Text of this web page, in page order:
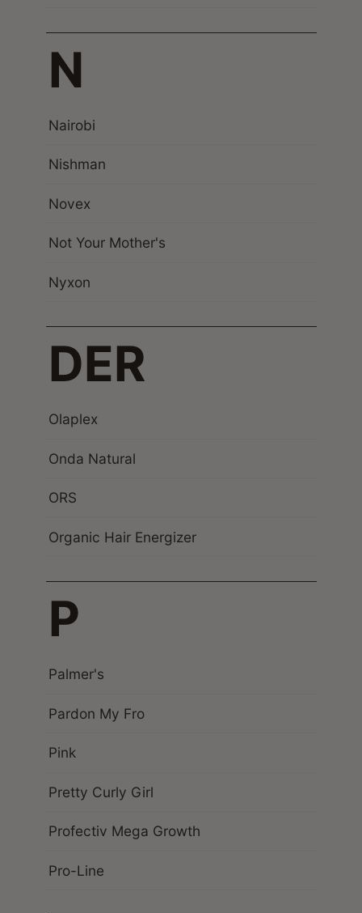
N
Nairobi
Nishman
Novex
Not Your Mother's
Nyxon
DER
Olaplex
Onda Natural
ORS
Organic Hair Energizer
P
Palmer's
Pardon My Fro
Pink
Pretty Curly Girl
Profectiv Mega Growth
Pro-Line